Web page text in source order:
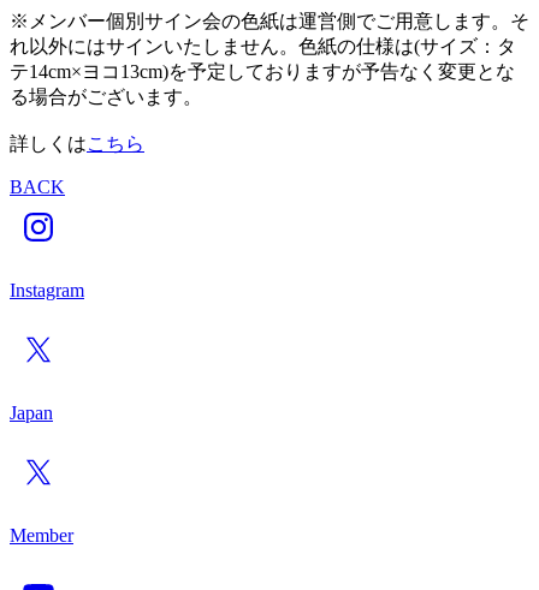
※メンバー個別サイン会の色紙は運営側でご用意します。そ
れ以外にはサインいたしません。色紙の仕様は(サイズ：タ
テ14cm×ヨコ13cm)を予定しておりますが予告なく変更とな
る場合がございます。
詳しくはこちら
BACK
Instagram
Japan
Member